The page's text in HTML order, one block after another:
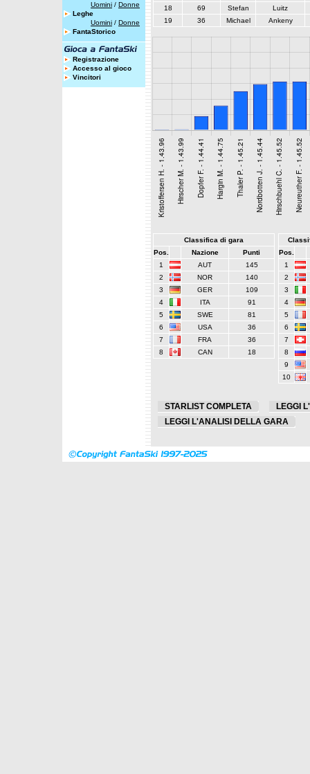
Uomini / Donne
Leghe
Uomini / Donne
FantaStorico
Registrazione
Accesso al gioco
Vincitori
18
69 Stefan
Luitz
19
36 Michael Ankeny
Classifica di gara
Pos.
Nazione
Punti
1
AUT
145
2
NOR
140
3
GER
109
4
ITA
91
5
SWE
81
6
USA
36
7
FRA
36
8
CAN 18
Pos.
1
2
3
4
5
6
7
8
9
10
STARLIST COMPLETA
LEGGI
LEGGI L'ANALISI DELLA GARA